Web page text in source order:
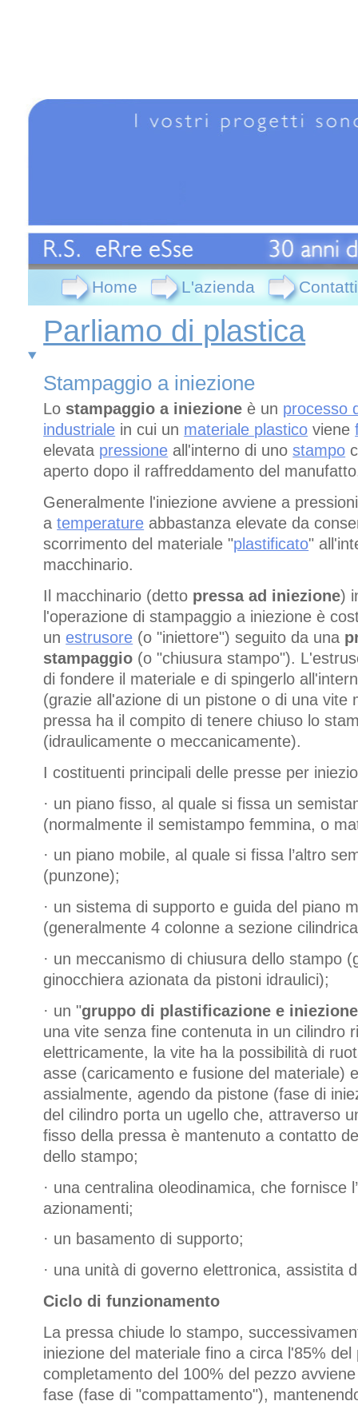
Home L'azienda Contatti
Parliamo di plastica
Stampaggio a iniezione
Lo stampaggio a iniezione è un processo
industriale in cui un materiale plastico viene
elevata pressione all'interno di unostampo
aperto dopo il raffreddamento del
Generalmente l'iniezione avviene a
atemperature abbastanza elevate da
scorrimento del materiale "plastificato"
macchinario.
Il macchinario (detto pressa ad iniezione)
l'operazione di stampaggio a iniezione è
un estrusore (o "iniettore") seguito da una
stampaggio (o "chiusura stampo").
di fondere il materiale e di spingerlo
(grazie all'azione di un pistone o di una vite
pressa ha il compito di tenere chiuso lo
(idraulicamente o meccanicamente).
I costituenti principali delle presse per
· un piano fisso, al quale si fissa un
(normalmente il semistampo femmina, o
· un piano mobile, al quale si fissa l’altro
(punzone);
· un sistema di supporto e guida del piano
(generalmente 4 colonne a sezione
· un meccanismo di chiusura dello stampo
ginocchiera azionata da pistoni idraulici);
· un "gruppo di plastificazione e iniezione
una vite senza fine contenuta in un cilindro
elettricamente, la vite ha la possibilità di
asse (caricamento e fusione del materiale)
assialmente, agendo da pistone (fase di
del cilindro porta un ugello che, attraverso
fisso della pressa è mantenuto a contatto
dello stampo;
· una centralina oleodinamica, che fornisce
azionamenti;
· un basamento di supporto;
· una unità di governo elettronica, assistita
Ciclo di funzionamento
La pressa chiude lo stampo,
iniezione del materiale fino a circa l'85% del
completamento del 100% del pezzo
fase (fase di "compattamento"),